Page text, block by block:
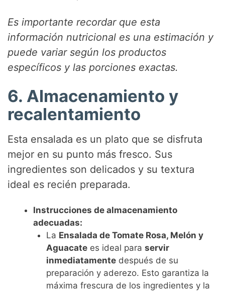
Es importante recordar que esta
información nutricional es una estimación y
puede variar según los productos
específicos y las porciones exactas.
6. Almacenamiento y
recalentamiento
Esta ensalada es un plato que se disfruta
mejor en su punto más fresco. Sus
ingredientes son delicados y su textura
ideal es recién preparada.
Instrucciones de almacenamiento
adecuadas:
La Ensalada de Tomate Rosa, Melón y
Aguacatees ideal para servir
inmediatamentedespués de su
preparación y aderezo. Esto garantiza la
máxima frescura de los ingredientes y la